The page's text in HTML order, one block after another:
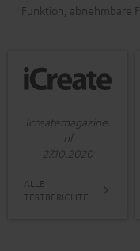
Funktion, abnehmbare
Icreatemagazine.
nl
27.10.2020
ALLE
TESTBERICHTE